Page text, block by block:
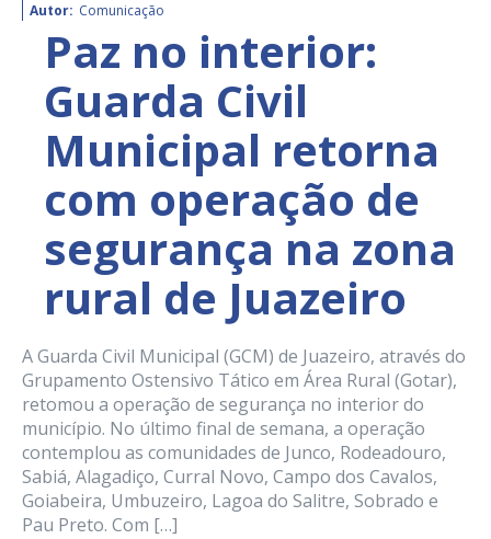
Autor: Comunicação
Paz no interior:
Guarda Civil
Municipal retorna
com operação de
segurança na zona
rural de Juazeiro
A Guarda Civil Municipal (GCM) de Juazeiro, através do
Grupamento Ostensivo Tático em Área Rural (Gotar),
retomou a operação de segurança no interior do
município. No último final de semana, a operação
contemplou as comunidades de Junco, Rodeadouro,
Sabiá, Alagadiço, Curral Novo, Campo dos Cavalos,
Goiabeira, Umbuzeiro, Lagoa do Salitre, Sobrado e
Pau Preto. Com […]